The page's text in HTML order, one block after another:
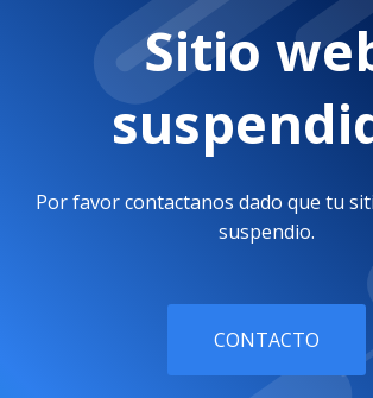
Sitio
Por favor contactanos dado que tu
suspendio.
CONTACTO